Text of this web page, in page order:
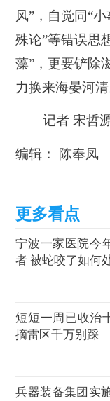
风”，自觉同“
殊论”等错误思
藻”，更要铲除
力换来海晏河清
记者 宋哲
编辑： 陈奉凤
宁波一家医院今
者 被蛇咬了如何
短短一周已收治
摘雷区千万别踩
兵器装备集团实